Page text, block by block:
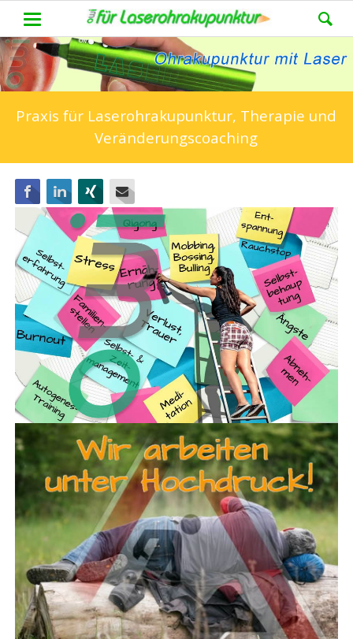
Praxis für Laserohrakupunktur, Therapie und
Veränderungscoaching
FacebookLinkedIn Xing